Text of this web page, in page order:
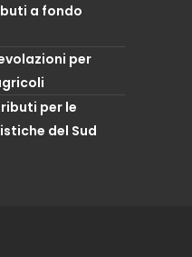
a fondo
per
per le
del Sud